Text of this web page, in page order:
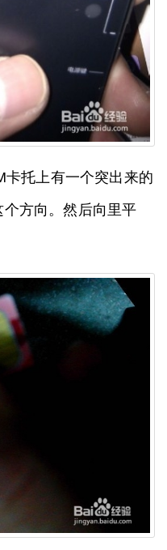
托上有一个突出来的
方向。然后向里平